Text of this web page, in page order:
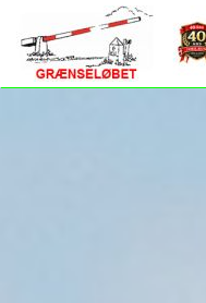
Skip to main content